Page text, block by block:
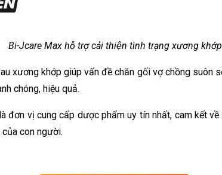
Bi-Jcare Max hỗ trợ cải thiện tình trạng xương khớp
xương khớp giúp vấn đề chăn gối vợ chồng suôn
chóng, hiệu quả.
đơn vị cung cấp dược phẩm uy tín nhất, cam kết
con người.